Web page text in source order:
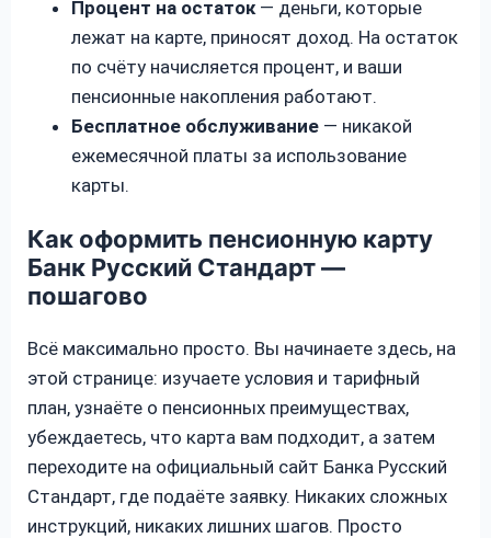
Процент на остаток — деньги, которые
лежат на карте, приносят доход. На остаток
по счёту начисляется процент, и ваши
пенсионные накопления работают.
Бесплатное обслуживание — никакой
ежемесячной платы за использование
карты.
Как оформить пенсионную карту
Банк Русский Стандарт —
пошагово
Всё максимально просто. Вы начинаете здесь, на
этой странице: изучаете условия и тарифный
план, узнаёте о пенсионных преимуществах,
убеждаетесь, что карта вам подходит, а затем
переходите на официальный сайт Банка Русский
Стандарт, где подаёте заявку. Никаких сложных
инструкций, никаких лишних шагов. Просто